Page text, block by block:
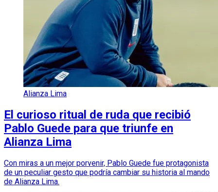
Alianza Lima
El curioso ritual de ruda que recibió
Pablo Guede para que triunfe en
Alianza Lima
Con miras a un mejor porvenir, Pablo Guede fue protagonista
de un peculiar gesto que podría cambiar su historia al mando
de Alianza Lima.